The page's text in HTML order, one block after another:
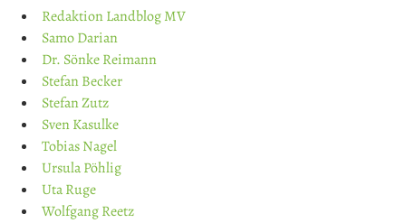
Redaktion Landblog MV
Samo Darian
Dr. Sönke Reimann
Stefan Becker
Stefan Zutz
Sven Kasulke
Tobias Nagel
Ursula Pöhlig
Uta Ruge
Wolfgang Reetz